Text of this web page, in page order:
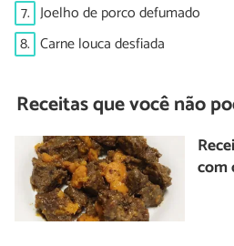
7. Joelho de porco defumado
8. Carne louca desfiada
Receitas que você não
com